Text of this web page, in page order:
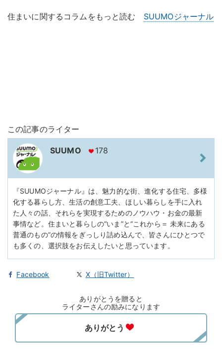
住まいに関するコラムをもっと読む SUUMOジャーナル
この記事のライター
SUUMO 178
『SUUMOジャーナル』は、魅力的な街、進化する住宅、多様
化する暮らし方、生活の創意工夫、ほしい暮らしを手に入れ
た人々の話、それらを実現するためのノウハウ・お金の最新
事情など。住まいと暮らしの“いま”と“これから＝ 未来にある
普通のもの”の情報をぎっしり詰め込んで、皆さんにひとつで
も多くの、選択肢をお伝えしたいと思っています。
Facebook X（旧Twitter）
ありがとうを贈ると
ライターさんの励みになります